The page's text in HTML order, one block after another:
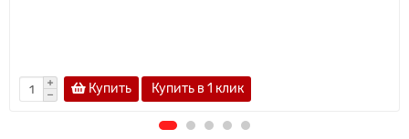
Купить Купить в 1 клик